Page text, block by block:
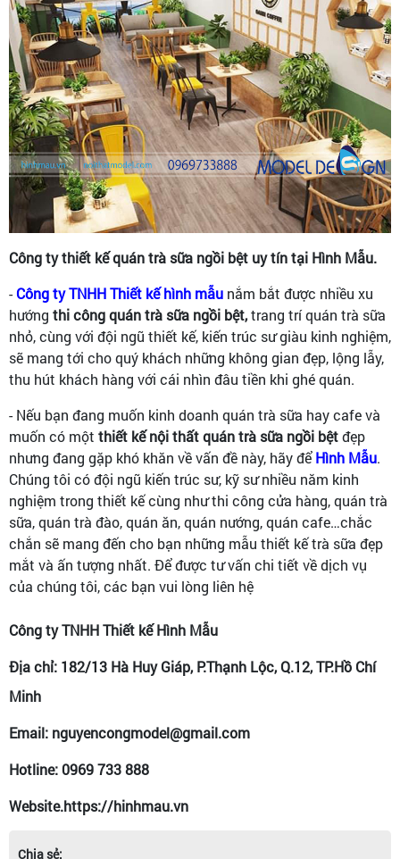
Công ty thiết kế quán trà sữa ngồi bệt uy tín tại Hình Mẫu.
-Công ty TNHH Thiết kế hình mẫu nắm bắt được nhiều xu
hướng thi công quán trà sữa ngồi bệt,trang trí quán trà sữa
nhỏ, cùng với đội ngũ thiết kế, kiến trúc sư giàu kinh nghiệm,
sẽ mang tới cho quý khách những không gian đẹp, lộng lẫy,
thu hút khách hàng với cái nhìn đâu tiền khi ghé quán.
- Nếu bạn đang muốn kinh doanh quán trà sữa hay cafe và
muốn có một thiết kế nội thất quán trà sữa ngồi bệtđẹp
nhưng đang gặp khó khăn về vấn đề này, hãy đểHình Mẫu.
Chúng tôi có đội ngũ kiến trúc sư, kỹ sư nhiều năm kinh
nghiệm trong thiết kế cùng như thi công cửa hàng, quán trà
sữa, quán trà đào, quán ăn, quán nướng, quán cafe…chắc
chắn sẽ mang đến cho bạn những mẫu thiết kế trà sữa đẹp
mắt và ấn tượng nhất. Để được tư vấn chi tiết về dịch vụ
của chúng tôi, các bạn vui lòng liên hệ
Công ty TNHH Thiết kế Hình Mẫu
Địa chỉ: 182/13 Hà Huy Giáp, P.Thạnh Lộc, Q.12, TP.Hồ Chí
Minh
Email: nguyencongmodel@gmail.com
Hotline: 0969 733 888
Website.https://hinhmau.vn
Chia sẻ: